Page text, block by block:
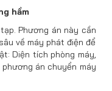
hầm
Phương án này cần
về máy phát điện để
Diện tích phòng máy,
án chuyển máy